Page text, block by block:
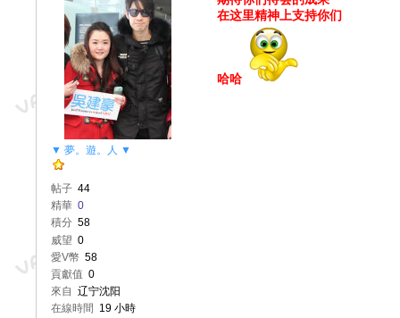
▼ 夢。遊。人 ▼
帖子 44
精華 0
積分 58
威望 0
愛V幣 58
貢獻值 0
來自 辽宁沈阳
在線時間
19 小時
在这里精神上支持你们
哈哈